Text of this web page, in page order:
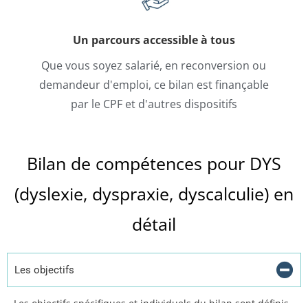
Un parcours accessible à tous
Que vous soyez salarié, en reconversion ou
demandeur d'emploi, ce bilan est finançable
par le CPF et d'autres dispositifs
Bilan de compétences pour DYS
(dyslexie, dyspraxie, dyscalculie) en
détail
Les objectifs